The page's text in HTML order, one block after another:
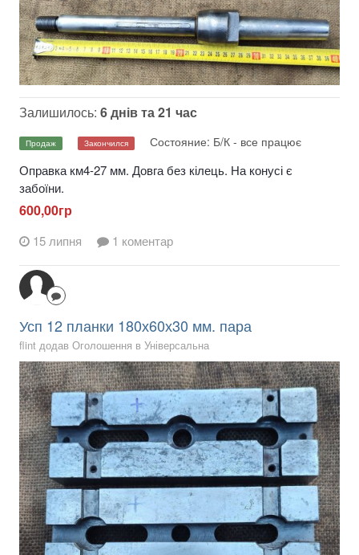
Залишилось: 6 днів та 21 час
Продаж Закончился Состояние: Б/К - все працює
Оправка км4-27 мм. Довга без кілець. На конусі є
забоїни.
600,00гр
15 липня 1 коментар
Усп 12 планки 180х60х30 мм. пара
flint додав Оголошення в Універсальна